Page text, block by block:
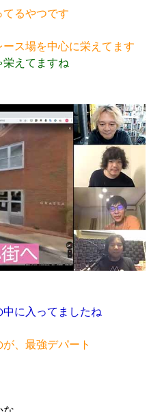
るやつです
ス場を中心に栄えてます
えてますね
に入ってましたね
、最強デパート